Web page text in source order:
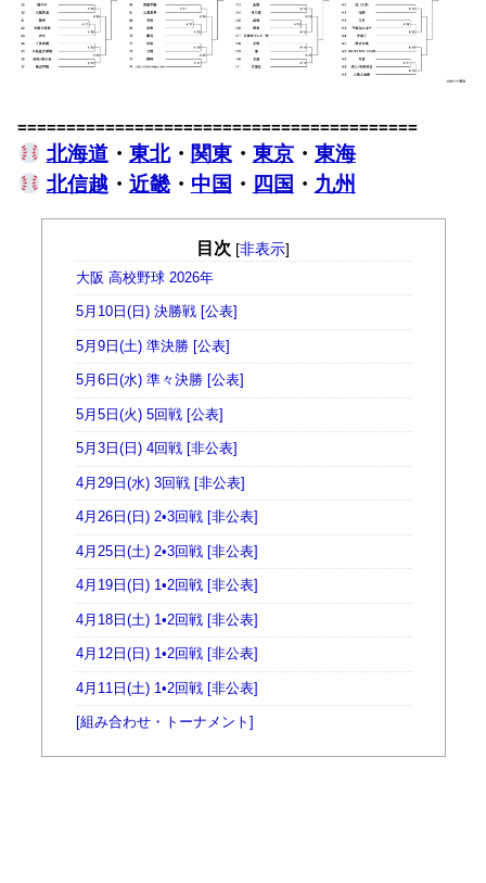
=========================================
北海道・ 東北・ 関東・ 東京・ 東海
北信越・ 近畿・ 中国 ・ 四国 ・ 九州
目次 [非表示]
大阪 高校野球 2026年
5月10日(日) 決勝戦 [公表]
5月9日(土) 準決勝 [公表]
5月6日(水) 準々決勝 [公表]
5月5日(火) 5回戦 [公表]
5月3日(日) 4回戦 [非公表]
4月29日(水) 3回戦 [非公表]
4月26日(日) 2•3回戦 [非公表]
4月25日(土) 2•3回戦 [非公表]
4月19日(日) 1•2回戦 [非公表]
4月18日(土) 1•2回戦 [非公表]
4月12日(日) 1•2回戦 [非公表]
4月11日(土) 1•2回戦 [非公表]
[組み合わせ・トーナメント]